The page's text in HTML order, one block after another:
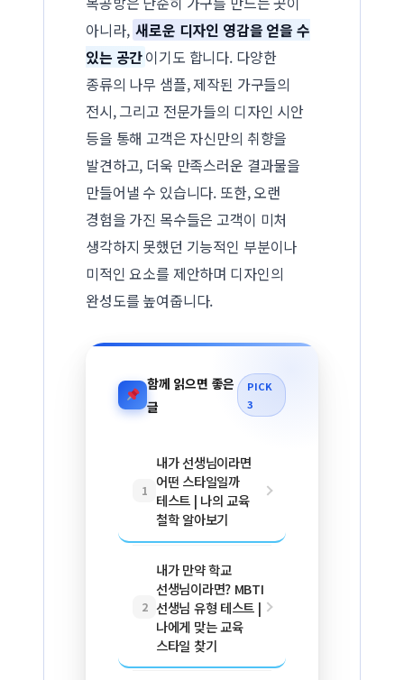
아니라, 새로운 디자인 영감을 얻을 수
있는 공간이기도 합니다. 다양한
종류의 나무 샘플, 제작된 가구들의
전시, 그리고 전문가들의 디자인 시안
등을 통해 고객은 자신만의 취향을
발견하고, 더욱 만족스러운 결과물을
만들어낼 수 있습니다. 또한, 오랜
경험을 가진 목수들은 고객이 미처
생각하지 못했던 기능적인 부분이나
미적인 요소를 제안하며 디자인의
완성도를 높여줍니다.
함께 읽으면 좋은
글
PICK
3
1
내가 선생님이라면
어떤 스타일일까
테스트 | 나의 교육
철학 알아보기
2
내가 만약 학교
선생님이라면? MBTI
선생님 유형 테스트 |
나에게 맞는 교육
스타일 찾기